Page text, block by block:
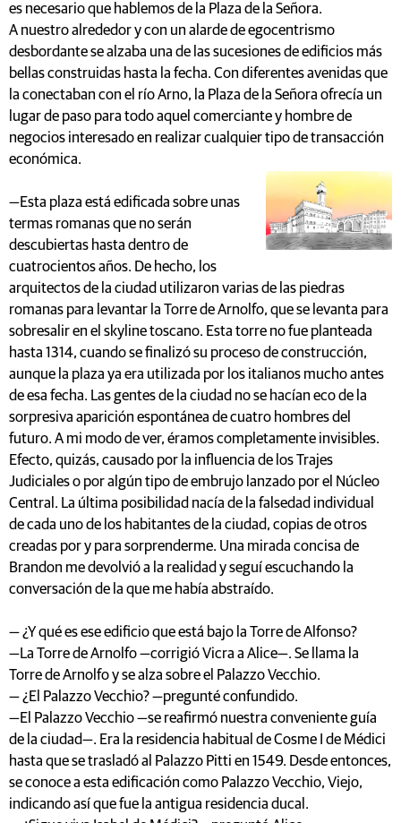
es necesario que hablemos de la Plaza de la Señora.
A nuestro alrededor y con un alarde de egocentrismo
desbordante se alzaba una de las sucesiones de edificios más
bellas construidas hasta la fecha. Con diferentes avenidas que
la conectaban con el río Arno, la Plaza de la Señora ofrecía un
lugar de paso para todo aquel comerciante y hombre de
negocios interesado en realizar cualquier tipo de transacción
económica.
—Esta plaza está edificada sobre unas
termas romanas que no serán
descubiertas hasta dentro de
cuatrocientos años. De hecho, los
arquitectos de la ciudad utilizaron varias de las piedras
romanas para levantar la Torre de Arnolfo, que se levanta para
sobresalir en el skyline toscano. Esta torre no fue planteada
hasta 1314, cuando se finalizó su proceso de construcción,
aunque la plaza ya era utilizada por los italianos mucho antes
de esa fecha. Las gentes de la ciudad no se hacían eco de la
sorpresiva aparición espontánea de cuatro hombres del
futuro. A mi modo de ver, éramos completamente invisibles.
Efecto, quizás, causado por la influencia de los Trajes
Judiciales o por algún tipo de embrujo lanzado por el Núcleo
Central. La última posibilidad nacía de la falsedad individual
de cada uno de los habitantes de la ciudad, copias de otros
creadas por y para sorprenderme. Una mirada concisa de
Brandon me devolvió a la realidad y seguí escuchando la
conversación de la que me había abstraído.
— ¿Y qué es ese edificio que está bajo la Torre de Alfonso?
—La Torre de Arnolfo —corrigió Vicra a Alice—. Se llama la
Torre de Arnolfo y se alza sobre el Palazzo Vecchio.
— ¿El Palazzo Vecchio? —pregunté confundido.
—El Palazzo Vecchio —se reafirmó nuestra conveniente guía
de la ciudad—. Era la residencia habitual de Cosme I de Médici
hasta que se trasladó al Palazzo Pitti en 1549. Desde entonces,
se conoce a esta edificación como Palazzo Vecchio, Viejo,
indicando así que fue la antigua residencia ducal.